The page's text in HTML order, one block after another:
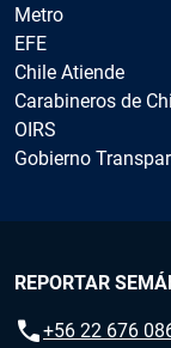
Metro
EFE
Chile Atiende
Carabineros de
OIRS
Gobierno
REPORTAR
call+56 22 676